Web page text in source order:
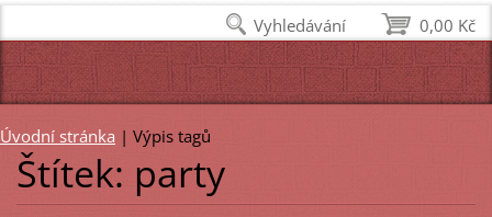
Úvodní stránka | Výpis tagů
Štítek: party
0,00 Kč
Vyhledávání